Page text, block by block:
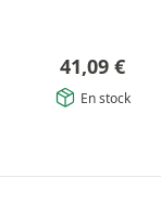
41,09 €
En stock